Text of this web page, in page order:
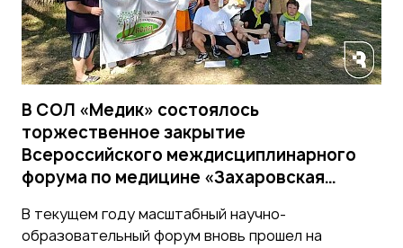
В СОЛ «Медик» состоялось
торжественное закрытие
Всероссийского междисциплинарного
форума по медицине «Захаровская
В текущем году масштабный научно-
образовательный форум вновь прошел на